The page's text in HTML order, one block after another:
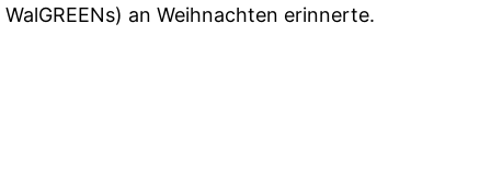
WalGREENs) an Weihnachten erinnerte.